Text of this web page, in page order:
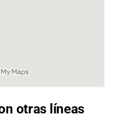
otras líneas